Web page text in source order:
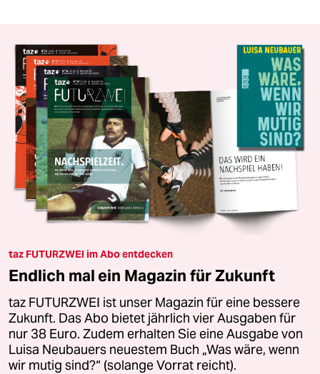
taz FUTURZWEI im Abo entdecken
Endlich mal ein Magazin für Zukunft
taz FUTURZWEI ist unser Magazin für eine bessere
Zukunft. Das Abo bietet jährlich vier Ausgaben für
nur 38 Euro. Zudem erhalten Sie eine Ausgabe von
Luisa Neubauers neuestem Buch „Was wäre, wenn
wir mutig sind?“ (solange Vorrat reicht).